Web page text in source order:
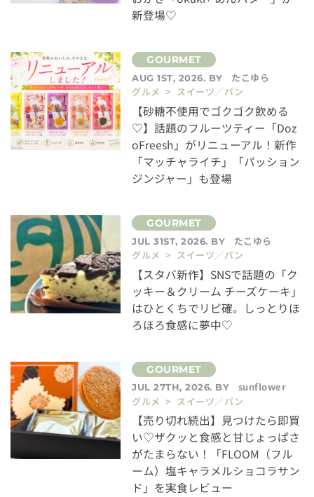
新登場♡
AUG 1ST, 2026. BY
たこゆら
グルメ > スイーツ／パン
【砂糖不使用でゴクゴク飲める
♡】話題のフルーツティー「Doz
oFreesh」がリニューアル！新作
「マッチャライチ」「パッション
ジンジャー」も登場
JUL 31ST, 2026. BY
たこゆら
グルメ > スイーツ／パン
【スタバ新作】SNSで話題の「ク
ッキー＆クリーム チーズケーキ」
はひとくちでリピ確。しっとりほ
ろほろ食感に夢中♡
JUL 27TH, 2026. BY
sunflower
グルメ > スイーツ／パン
【売り切れ続出】見つけたら即買
い♡ザクッと食感と甘じょっぱさ
がたまらない！「FLOOM（フル
ーム）塩キャラメルショコラサン
ド」を実食レビュー